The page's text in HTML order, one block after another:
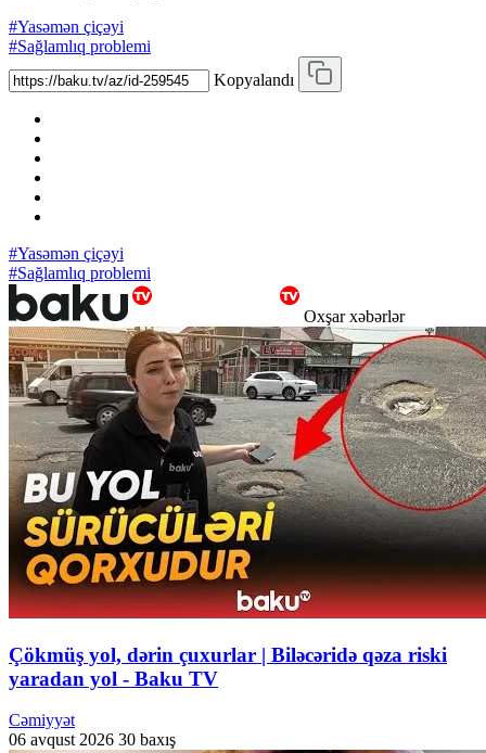
#Yasəmən çiçəyi
#Sağlamlıq problemi
Kopyalandı
#Yasəmən çiçəyi
#Sağlamlıq problemi
Oxşar xəbərlər
Çökmüş yol, dərin çuxurlar | Biləcəridə qəza riski
yaradan yol - Baku TV
Cəmiyyət
06 avqust 2026 30 baxış